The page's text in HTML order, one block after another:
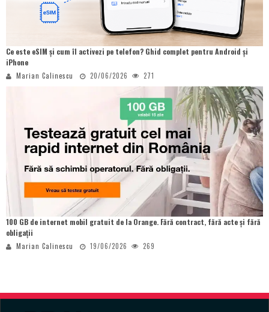
Ce este eSIM și cum îl activezi pe telefon? Ghid complet pentru Android și
iPhone
Marian Calinescu 20/06/2026 271
100 GB de internet mobil gratuit de la Orange. Fără contract, fără acte și fără
obligații
Marian Calinescu 19/06/2026 269